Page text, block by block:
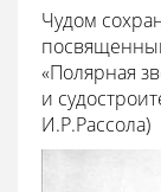
Чудом
«Полярная
и
И.Р.Рассола)